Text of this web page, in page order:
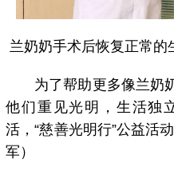
兰奶奶手术后恢复正常
为了帮助更多像兰奶奶
他们重见光明，生活独
活，“慈善光明行”公益活
军）